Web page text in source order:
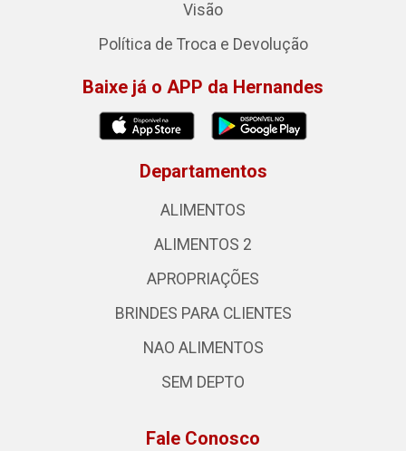
Visão
Política de Troca e Devolução
Baixe já o APP da Hernandes
Departamentos
ALIMENTOS
ALIMENTOS 2
APROPRIAÇÕES
BRINDES PARA CLIENTES
NAO ALIMENTOS
SEM DEPTO
Fale Conosco